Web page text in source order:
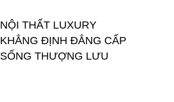
NỘI THẤT LUXURY
KHẲNG ĐỊNH ĐẲNG CẤP
SỐNG THƯỢNG LƯU